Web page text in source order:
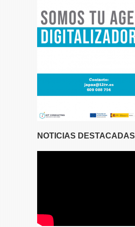
NOTICIAS DESTACADAS